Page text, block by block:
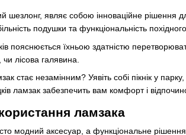
шезлонг, являє собою інноваційне рішення
подушки та функціональність
пояснюється їхньою здатністю
лісова галявина.
стає незамінним? Уявіть собі пікнік у
ламзак забезпечить вам комфорт і
ламзака
модний аксесуар, а функціональне